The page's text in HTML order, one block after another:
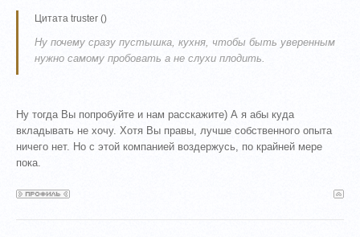
Цитата truster ()
Ну почему сразу пустышка, кухня, чтобы быть уверенным
нужно самому пробовать а не слухи плодить.
Ну тогда Вы попробуйте и нам расскажите) А я абы куда
вкладывать не хочу. Хотя Вы правы, лучше собственного опыта
ничего нет. Но с этой компанией воздержусь, по крайней мере
пока.